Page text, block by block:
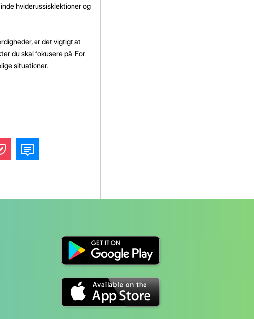
hviderussisklektioner og
er det vigtigt at
du skal fokusere på. For
situationer.